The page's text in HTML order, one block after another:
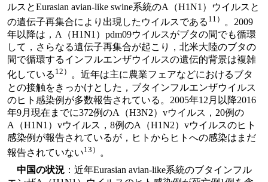
ルスとEurasian avian-like swine系統のA（H1N1）ウイルスと
の遺伝子再集合により出現したウイルスである 11）
。2009
年以降は，A（H1N1）pdm09ウイルスがブタの間でも循環
して，さらなる遺伝子再集合が起こり，北米大陸のブタの
間で循環するインフルエンザウイルスの遺伝的背景は複雑
化している 12） 。近年は主に農業フェアなどにおけるブタ
との接触をきっかけとした，ブタインフルエンザウイルス
のヒト感染例が多数報告されている。2005年12月以降2016
年9月現在までに372例のA（H3N2）vウイルス，20例の
A（H1N1）vウイルス，8例のA（H1N2）vウイルスのヒト
感染例が報告されているが，ヒトからヒトへの感染はまだ
報告されていない13）
。
中国の状況 ：近年Eurasian avian-like系統のブタインフル